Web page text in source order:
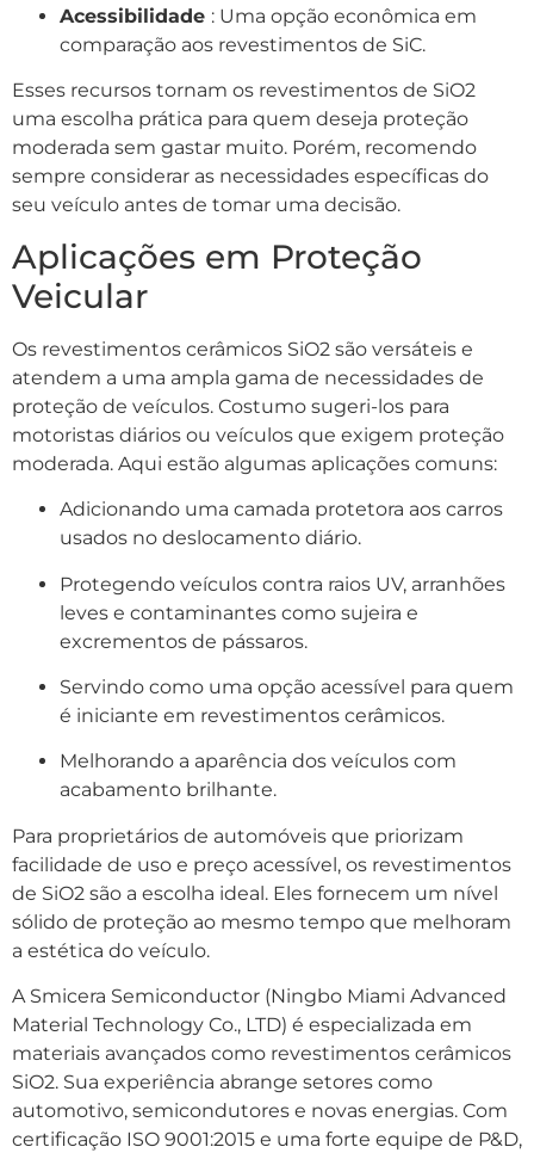
Acessibilidade : Uma opção econômica em
comparação aos revestimentos de SiC.
Esses recursos tornam os revestimentos de SiO2
uma escolha prática para quem deseja proteção
moderada sem gastar muito. Porém, recomendo
sempre considerar as necessidades específicas do
seu veículo antes de tomar uma decisão.
Aplicações em Proteção
Veicular
Os revestimentos cerâmicos SiO2 são versáteis e
atendem a uma ampla gama de necessidades de
proteção de veículos. Costumo sugeri-los para
motoristas diários ou veículos que exigem proteção
moderada. Aqui estão algumas aplicações comuns:
Adicionando uma camada protetora aos carros
usados ​​no deslocamento diário.
Protegendo veículos contra raios UV, arranhões
leves e contaminantes como sujeira e
excrementos de pássaros.
Servindo como uma opção acessível para quem
é iniciante em revestimentos cerâmicos.
Melhorando a aparência dos veículos com
acabamento brilhante.
Para proprietários de automóveis que priorizam
facilidade de uso e preço acessível, os revestimentos
de SiO2 são a escolha ideal. Eles fornecem um nível
sólido de proteção ao mesmo tempo que melhoram
a estética do veículo.
A Smicera Semiconductor (Ningbo Miami Advanced
Material Technology Co., LTD) é especializada em
materiais avançados como revestimentos cerâmicos
SiO2. Sua experiência abrange setores como
automotivo, semicondutores e novas energias. Com
certificação ISO 9001:2015 e uma forte equipe de P&D,